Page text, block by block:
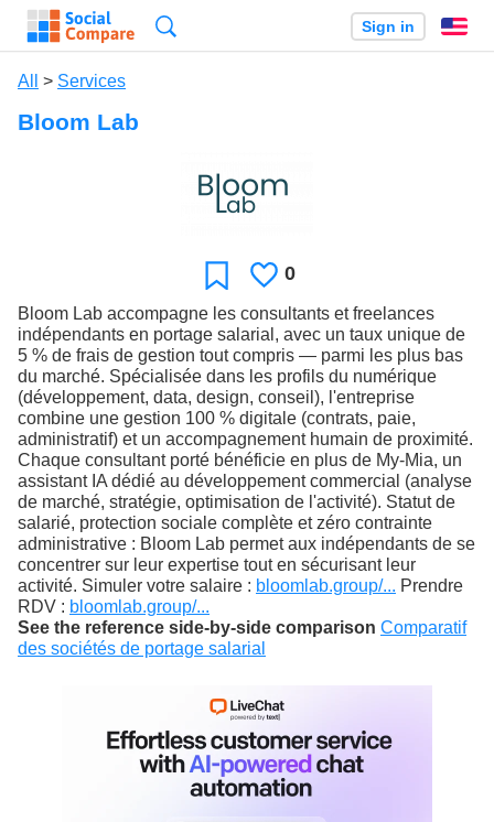
Sign in
All > Services
Bloom Lab
FavoriteLikes
0
Bloom Lab accompagne les consultants et freelances
indépendants en portage salarial, avec un taux unique de
5 % de frais de gestion tout compris — parmi les plus bas
du marché. Spécialisée dans les profils du numérique
(développement, data, design, conseil), l'entreprise
combine une gestion 100 % digitale (contrats, paie,
administratif) et un accompagnement humain de proximité.
Chaque consultant porté bénéficie en plus de My-Mia, un
assistant IA dédié au développement commercial (analyse
de marché, stratégie, optimisation de l'activité). Statut de
salarié, protection sociale complète et zéro contrainte
administrative : Bloom Lab permet aux indépendants de se
concentrer sur leur expertise tout en sécurisant leur
activité. Simuler votre salaire : bloomlab.group/... Prendre
RDV : bloomlab.group/...
See the reference side-by-side comparison Comparatif
des sociétés de portage salarial